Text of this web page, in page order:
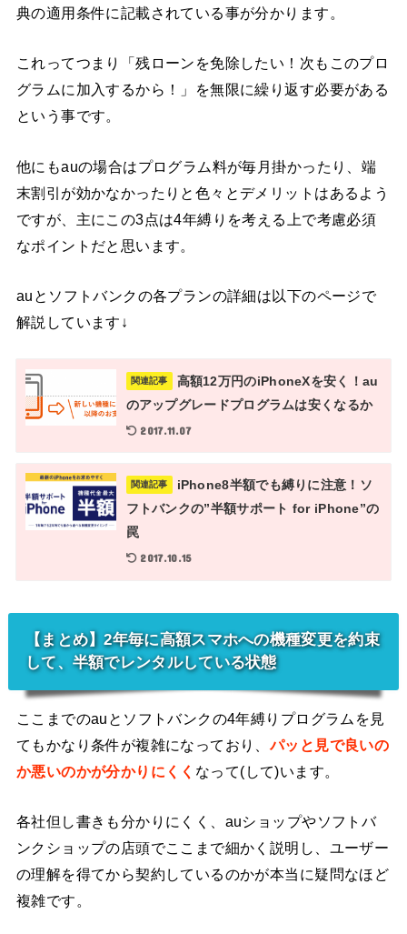
典の適用条件に記載されている事が分かります。
これってつまり「残ローンを免除したい！次もこのプロ
グラムに加入するから！」を無限に繰り返す必要がある
という事です。
他にもauの場合はプログラム料が毎月掛かったり、端
末割引が効かなかったりと色々とデメリットはあるよう
ですが、主にこの3点は4年縛りを考える上で考慮必須
なポイントだと思います。
auとソフトバンクの各プランの詳細は以下のページで
解説しています↓
関連記事
高額12万円のiPhoneXを安く！au
のアップグレードプログラムは安くなるか
2017.11.07
関連記事
iPhone8半額でも縛りに注意！ソ
フトバンクの”半額サポート for iPhone”の
罠
2017.10.15
【まとめ】2年毎に高額スマホへの機種変更を約束
して、半額でレンタルしている状態
ここまでのauとソフトバンクの4年縛りプログラムを見
てもかなり条件が複雑になっており、パッと見で良いの
か悪いのかが分かりにくく なって(して)います。
各社但し書きも分かりにくく、auショップやソフトバ
ンクショップの店頭でここまで細かく説明し、ユーザー
の理解を得てから契約しているのかが本当に疑問なほど
複雑です。